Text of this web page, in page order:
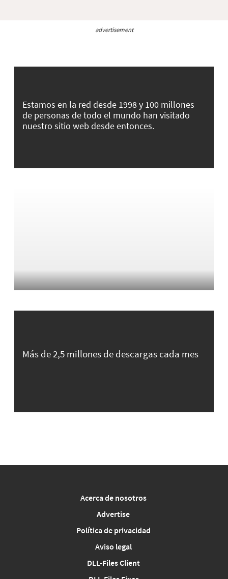
advertisement
Estamos en la red desde 1998 y 100 millones
de personas de todo el mundo han visitado
nuestro sitio web desde entonces.
Más de 2,5 millones de descargas cada mes
Acerca de nosotros
Advertise
Política de privacidad
Aviso legal
DLL-Files Client